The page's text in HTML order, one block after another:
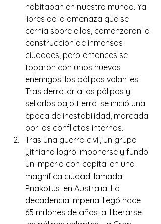
habitaban en nuestro mundo. Ya
libres de la amenaza que se
cernía sobre ellos, comenzaron la
construcción de inmensas
ciudades; pero entonces se
toparon con unos nuevos
enemigos: los pólipos volantes.
Tras derrotar a los pólipos y
sellarlos bajo tierra, se inició una
época de inestabilidad, marcada
por los conflictos internos.
Tras una guerra civil, un grupo
yithiano logró imponerse y fundó
un imperio con capital en una
magnífica ciudad llamada
Pnakotus, en Australia. La
decadencia imperial llegó hace
65 millones de años, al liberarse